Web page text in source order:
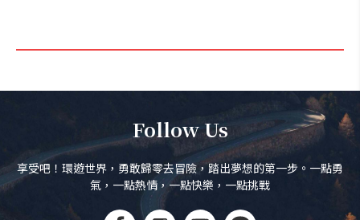
Follow Us
享受吧！環遊世界，勇敢歸零去冒險，踏出夢想的第一步。一點勇
氣，一點熱情，一點快樂，一點挑戰